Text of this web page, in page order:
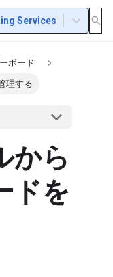
Services
ボード
理する
から
ドを